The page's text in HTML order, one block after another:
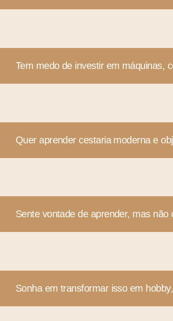
Tem medo de investir em máquinas,
Quer aprender cestaria moderna e
Sente vontade de aprender, mas
Sonha em transformar isso em